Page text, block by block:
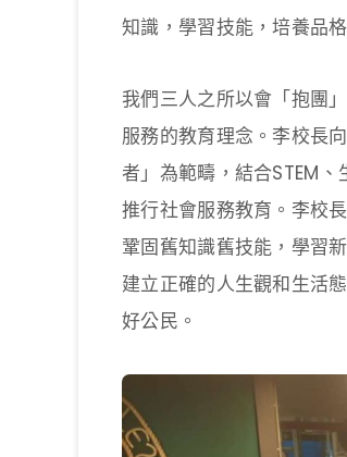
知識，學習技能，培養品格
我們三人之所以會「抱團
服務的教育理念。李校長
者」為範疇，結合STEM
推行社會服務教育。李校
鞏固舊知識舊技能，學習
建立正確的人生觀和生活
好公民。